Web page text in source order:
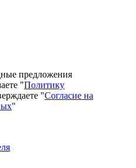
предложения
"Политику
"Согласие на
"